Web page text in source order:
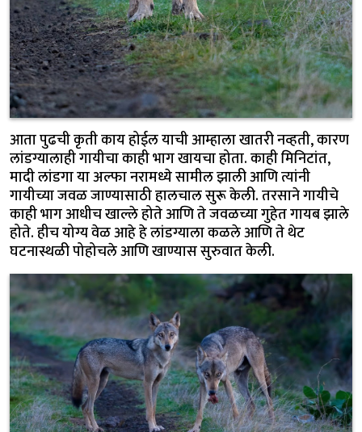
आता पुढची कृती काय होईल याची आम्हाला खातरी नव्हती, कारण
लांडग्यालाही गायीचा काही भाग खायचा होता. काही मिनिटांत,
मादी लांडगा या अल्फा नरामध्ये सामील झाली आणि त्यांनी
गायीच्या जवळ जाण्यासाठी हालचाल सुरू केली. तरसाने गायीचे
काही भाग आधीच खाल्ले होते आणि ते जवळच्या गुहेत गायब झाले
होते. हीच योग्य वेळ आहे हे लांडग्याला कळले आणि ते थेट
घटनास्थळी पोहोचले आणि खाण्यास सुरुवात केली.